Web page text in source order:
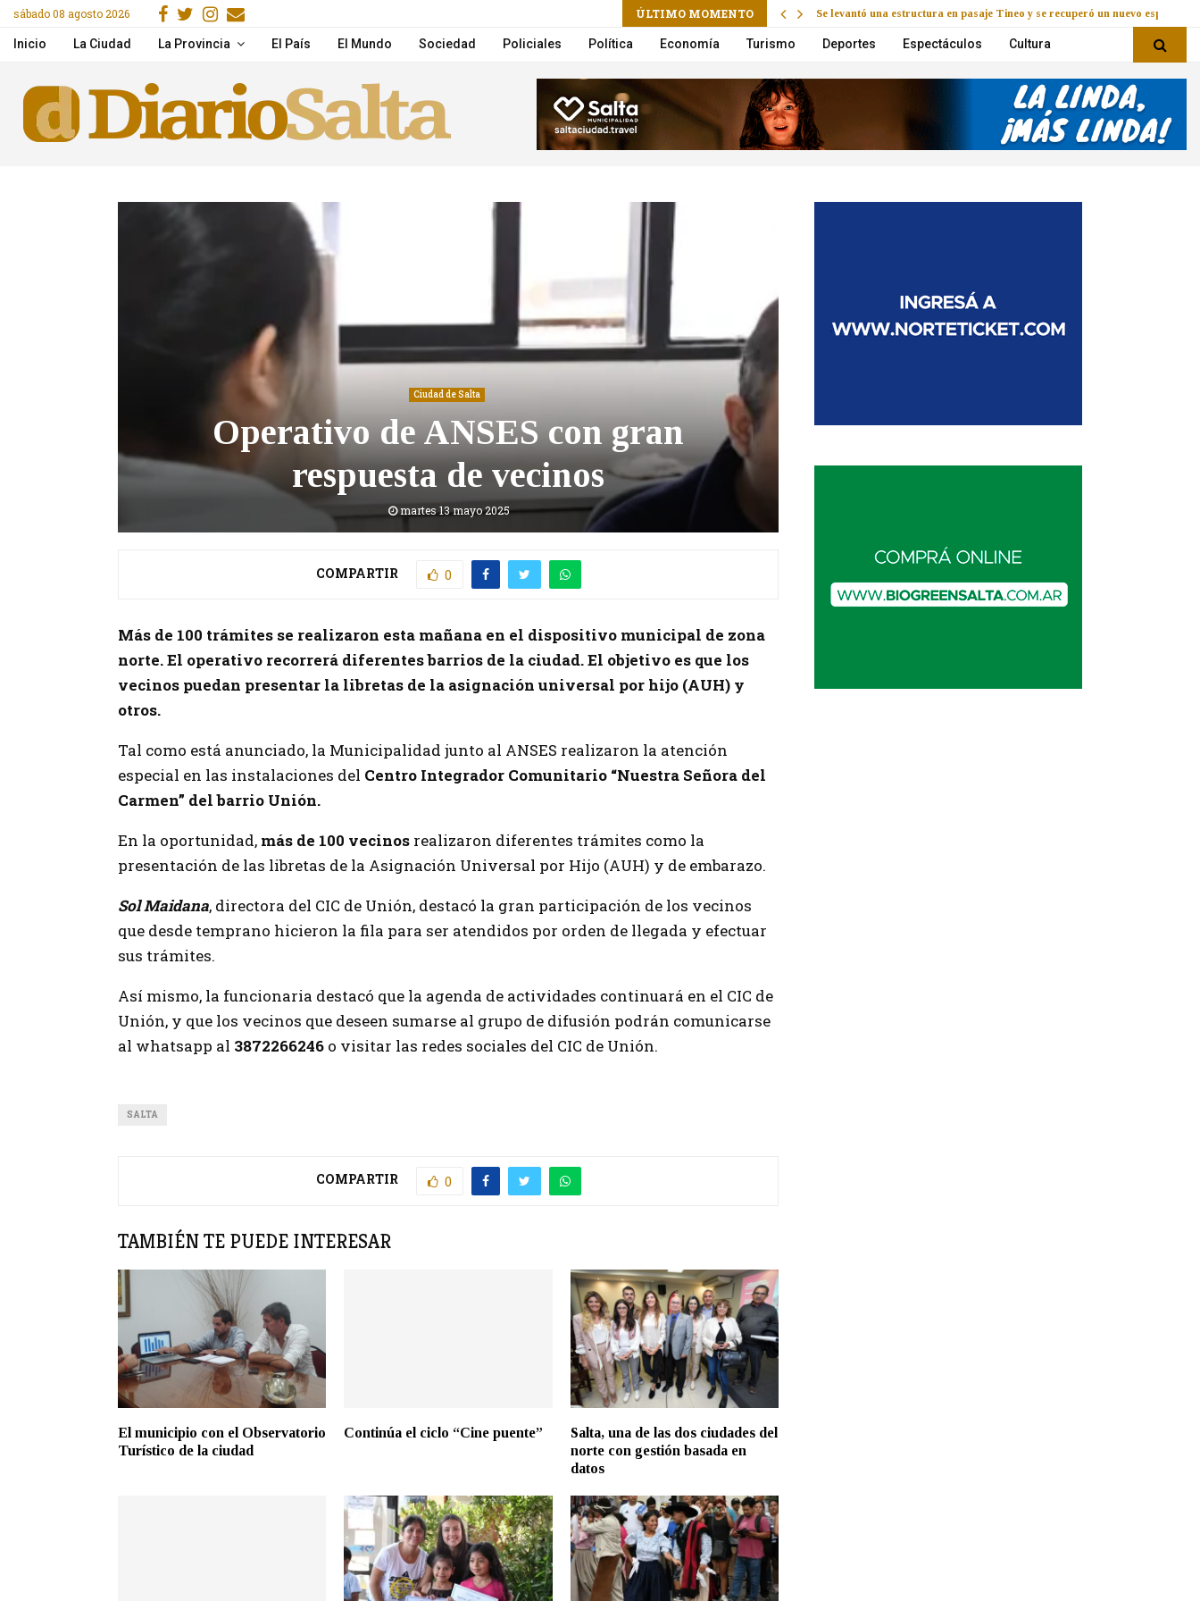
sábado 08 agosto 2026 ÚLTIMO MOMENTO
en IA y herramientas de Google Desde la próxima semana la Municipalidad suma un nuevo Móvil de Castración Se levantó una estructura en pasaje Tineo y se recuperó un nuevo espacio
Facebook
Gorjeo
Instagram
Email
Inicio La Ciudad La Provincia El País El Mundo Sociedad Policiales Política Economía Turismo Deportes Espectáculos Cultura
Ciudad de Salta
Operativo de ANSES con gran
respuesta de vecinos
martes 13 mayo 2025
COMPARTIR 0
Más de 100 trámites se realizaron esta mañana en el dispositivo municipal de zona
norte. El operativo recorrerá diferentes barrios de la ciudad. El objetivo es que los
vecinos puedan presentar la libretas de la asignación universal por hijo (AUH) y
otros.
Tal como está anunciado, la Municipalidad junto al ANSES realizaron la atención
especial en las instalaciones del Centro Integrador Comunitario “Nuestra Señora del
Carmen” del barrio Unión.
En la oportunidad, más de 100 vecinos realizaron diferentes trámites como la
presentación de las libretas de la Asignación Universal por Hijo (AUH) y de embarazo.
Sol Maidana, directora del CIC de Unión, destacó la gran participación de los vecinos
que desde temprano hicieron la fila para ser atendidos por orden de llegada y efectuar
sus trámites.
Así mismo, la funcionaria destacó que la agenda de actividades continuará en el CIC de
Unión, y que los vecinos que deseen sumarse al grupo de difusión podrán comunicarse
al whatsapp al 3872266246 o visitar las redes sociales del CIC de Unión.
SALTA
COMPARTIR 0
TAMBIÉN TE PUEDE INTERESAR
El municipio con el Observatorio
Turístico de la ciudad
Continúa el ciclo “Cine puente”
Salta, una de las dos ciudades del
norte con gestión basada en
datos